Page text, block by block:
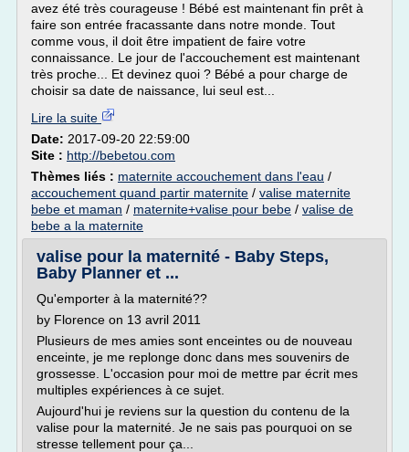
avez été très courageuse ! Bébé est maintenant fin prêt à
faire son entrée fracassante dans notre monde. Tout
comme vous, il doit être impatient de faire votre
connaissance. Le jour de l'accouchement est maintenant
très proche... Et devinez quoi ? Bébé a pour charge de
choisir sa date de naissance, lui seul est...
Lire la suite
Date: 2017-09-20 22:59:00
Site : http://bebetou.com
Thèmes liés : maternite accouchement dans l'eau /
accouchement quand partir maternite / valise maternite
bebe et maman / maternite+valise pour bebe / valise de
bebe a la maternite
valise pour la maternité - Baby Steps,
Baby Planner et ...
Qu'emporter à la maternité??
by Florence on 13 avril 2011
Plusieurs de mes amies sont enceintes ou de nouveau
enceinte, je me replonge donc dans mes souvenirs de
grossesse. L'occasion pour moi de mettre par écrit mes
multiples expériences à ce sujet.
Aujourd'hui je reviens sur la question du contenu de la
valise pour la maternité. Je ne sais pas pourquoi on se
stresse tellement pour ça...